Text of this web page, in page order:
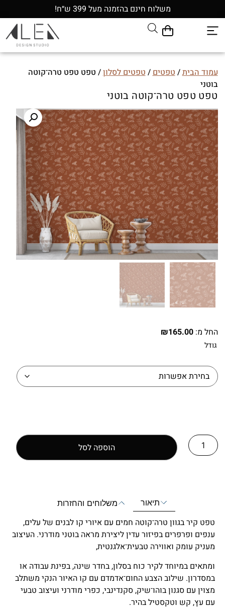
משלוח חינם בהזמנה מעל 399 ש״ח!
עמוד הבית/טפטים/טפטים לסלון/ טפט טפט טרה־קוטה
בוטני
טפט טפט טרה־קוטה בוטני
החל מ: ₪165.00
גודל
הוספה לסל
תיאור משלוחים והחזרות
טפט קיר בגוון טרה־קוטה חמים עם איורי קו לבנים של עלים,
ענפים ופרפרים בפיזור עדין ליצירת מראה בוטני מודרני. העיצוב
מעניק עומק ואווירה טבעית־אלגנטית,
ומתאים במיוחד לקיר כוח בסלון, בחדר שינה, בפינת עבודה או
במסדרון. שילוב הצבע החום־אדמדם עם קו האיור הנקי משתלב
מצוין עם סגנון בוהו־שיק, סקנדינבי, כפרי מודרני ועיצוב טבעי
עם עץ, קש וטקסטיל בהיר.